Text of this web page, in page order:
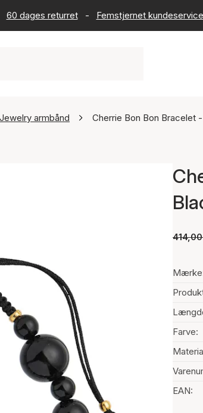
60 dages returret - Femstjernet kundeservice
armbånd Cherrie Bon Bon Bracelet
Farve:
EAN: